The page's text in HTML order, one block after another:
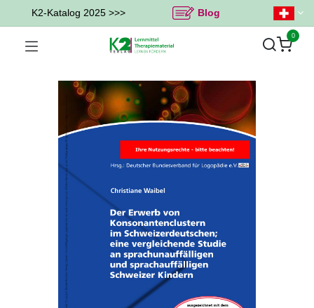
K2-Katalog 2025 >>> Blog
0